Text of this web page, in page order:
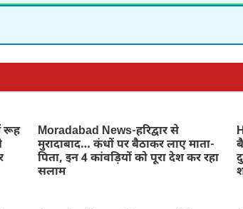
रूह
Moradabad News-हरिद्वार से
मुरादाबाद… कंधों पर बैठाकर लाए माता-
पिता, इन 4 कांवड़ियों को पूरा देश कर रहा
सलाम